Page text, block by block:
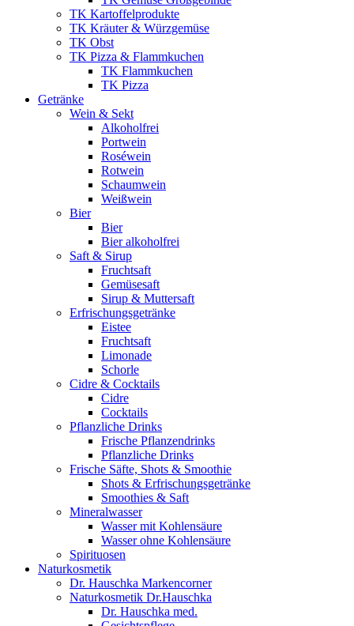
TK Kartoffelprodukte
TK Kräuter & Würzgemüse
TK Obst
TK Pizza & Flammkuchen
TK Flammkuchen
TK Pizza
Getränke
Wein & Sekt
Alkoholfrei
Portwein
Roséwein
Rotwein
Schaumwein
Weißwein
Bier
Bier
Bier alkoholfrei
Saft & Sirup
Fruchtsaft
Gemüsesaft
Sirup & Muttersaft
Erfrischungsgetränke
Eistee
Fruchtsaft
Limonade
Schorle
Cidre & Cocktails
Cidre
Cocktails
Pflanzliche Drinks
Frische Pflanzendrinks
Pflanzliche Drinks
Frische Säfte, Shots & Smoothie
Shots & Erfrischungsgetränke
Smoothies & Saft
Mineralwasser
Wasser mit Kohlensäure
Wasser ohne Kohlensäure
Spirituosen
Naturkosmetik
Dr. Hauschka Markencorner
Naturkosmetik Dr.Hauschka
Dr. Hauschka med.